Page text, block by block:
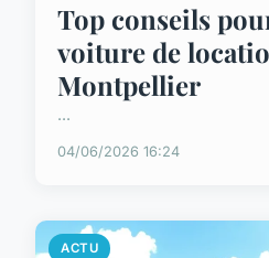
Top conseils
voiture de
Montpellier
...
04/06/2026 16:24
ACTU